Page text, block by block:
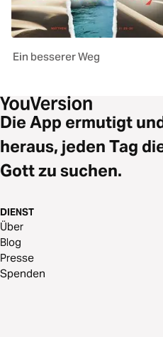
Ein besserer Weg
Die App ermutigt
heraus, jeden Tag
Gott zu suchen.
DIENST
Über
Blog
Presse
Spenden